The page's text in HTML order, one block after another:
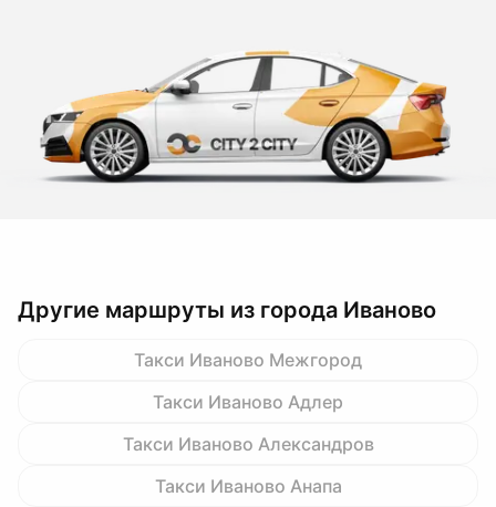
Другие маршруты из города Иваново
Такси Иваново Межгород
Такси Иваново Адлер
Такси Иваново Александров
Такси Иваново Анапа